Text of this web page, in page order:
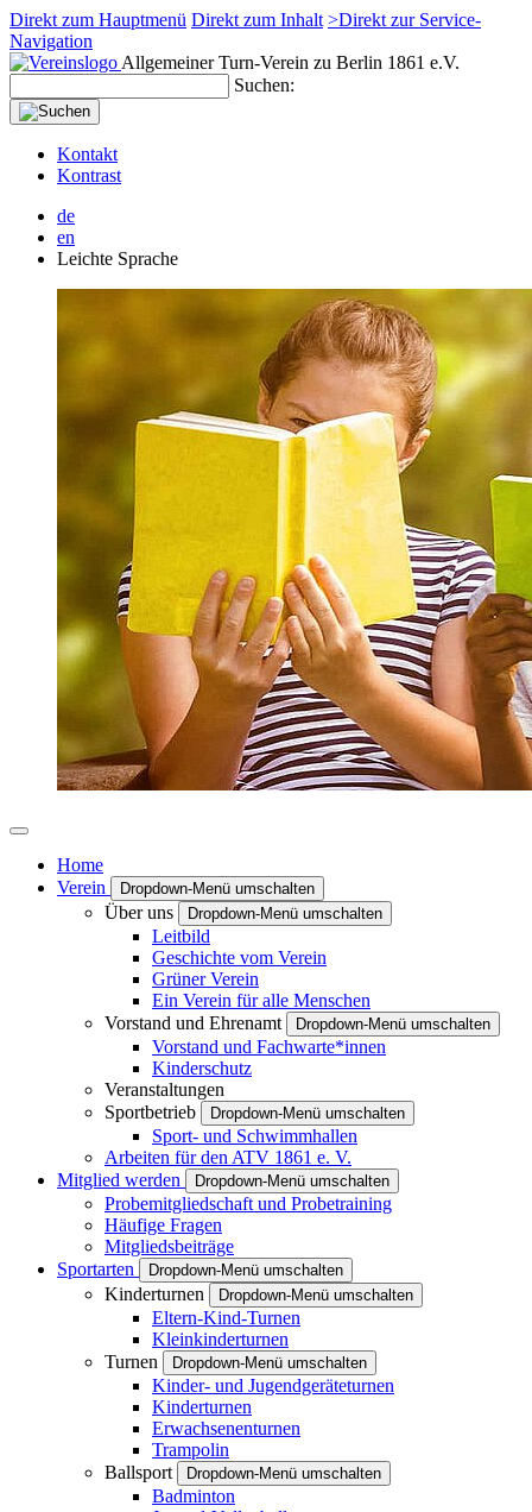
Direkt zum Hauptmenü Direkt zum Inhalt >Direkt zur Service-
Navigation
Allgemeiner Turn-Verein zu Berlin 1861 e.V.
Suchen:
Kontakt
Kontrast
de
en
Leichte Sprache
Home
Verein
Dropdown-Menü umschalten
Über uns Dropdown-Menü umschalten
Leitbild
Geschichte vom Verein
Grüner Verein
Ein Verein für alle Menschen
Vorstand und Ehrenamt
Dropdown-Menü umschalten
Vorstand und Fachwarte*innen
Kinderschutz
Veranstaltungen
Sportbetrieb
Dropdown-Menü umschalten
Sport- und Schwimmhallen
Arbeiten für den ATV 1861 e. V.
Mitglied werden
Dropdown-Menü umschalten
Probemitgliedschaft und Probetraining
Häufige Fragen
Mitgliedsbeiträge
Sportarten
Dropdown-Menü umschalten
Kinderturnen Dropdown-Menü umschalten
Eltern-Kind-Turnen
Kleinkinderturnen
Turnen
Dropdown-Menü umschalten
Kinder- und Jugendgeräteturnen
Kinderturnen
Erwachsenenturnen
Trampolin
Ballsport
Dropdown-Menü umschalten
Badminton